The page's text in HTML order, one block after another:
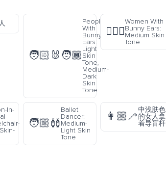
🧑🏻‍🐰‍🧑🏾
People
With
Bunny
Ears:
Light
Skin
Tone,
Medium-
Dark
Skin
Tone
👯🏽‍♀️
Women With
Bunny Ears:
Medium Skin
Tone
In-
🧑🏼‍🩰
Ballet
Dancer:
Medium-
Light Skin
Tone
👩🏼‍🦯
中浅肤色
的女人拿
着导盲杆